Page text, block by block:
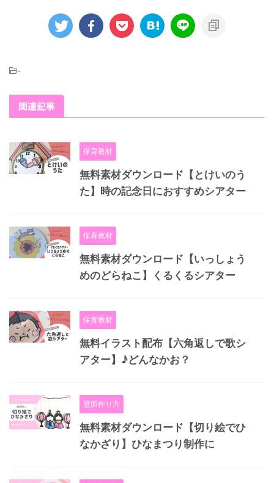
-
関連記事
保育教材
無料素材ダウンロード【とけいのう
た】時の記念日におすすめシアター
保育教材
無料素材ダウンロード【いっしょう
めのどらねこ】くるくるシアター
保育教材
無料イラスト配布【六角返しで歌シ
アター】♪どんなかお？
壁面作り方
無料素材ダウンロード【切り絵でひ
なかざり】ひなまつり制作に